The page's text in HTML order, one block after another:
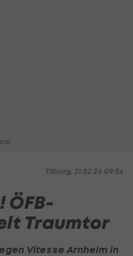
Tilburg, 21.02.26 09:54
Traumtor
Vitesse Arnheim in